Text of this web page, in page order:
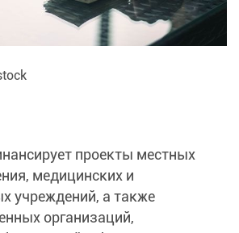
проекты местных
медицинских и
учреждений, а также
организаций,